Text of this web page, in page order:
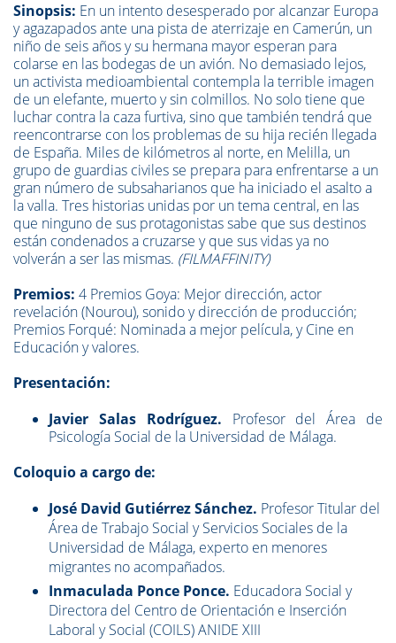
Sinopsis: En un intento desesperado por alcanzar Europa
y agazapados ante una pista de aterrizaje en Camerún, un
niño de seis años y su hermana mayor esperan para
colarse en las bodegas de un avión. No demasiado lejos,
un activista medioambiental contempla la terrible imagen
de un elefante, muerto y sin colmillos. No solo tiene que
luchar contra la caza furtiva, sino que también tendrá que
reencontrarse con los problemas de su hija recién llegada
de España. Miles de kilómetros al norte, en Melilla, un
grupo de guardias civiles se prepara para enfrentarse a un
gran número de subsaharianos que ha iniciado el asalto a
la valla. Tres historias unidas por un tema central, en las
que ninguno de sus protagonistas sabe que sus destinos
están condenados a cruzarse y que sus vidas ya no
volverán a ser las mismas. (FILMAFFINITY)
Premios: 4 Premios Goya: Mejor dirección, actor
revelación (Nourou), sonido y dirección de producción;
Premios Forqué: Nominada a mejor película, y Cine en
Educación y valores.
Presentación:
Javier Salas Rodríguez. Profesor del Área de
Psicología Social de la Universidad de Málaga.
Coloquio a cargo de:
José David Gutiérrez Sánchez. Profesor Titular del
Área de Trabajo Social y Servicios Sociales de la
Universidad de Málaga, experto en menores
migrantes no acompañados.
Inmaculada Ponce Ponce. Educadora Social y
Directora del Centro de Orientación e Inserción
Laboral y Social (COILS) ANIDE XIII